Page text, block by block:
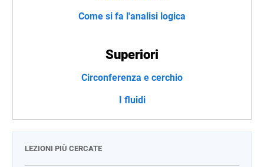
Come si fa l'analisi logica
Superiori
Circonferenza e cerchio
I fluidi
LEZIONI PIÙ CERCATE